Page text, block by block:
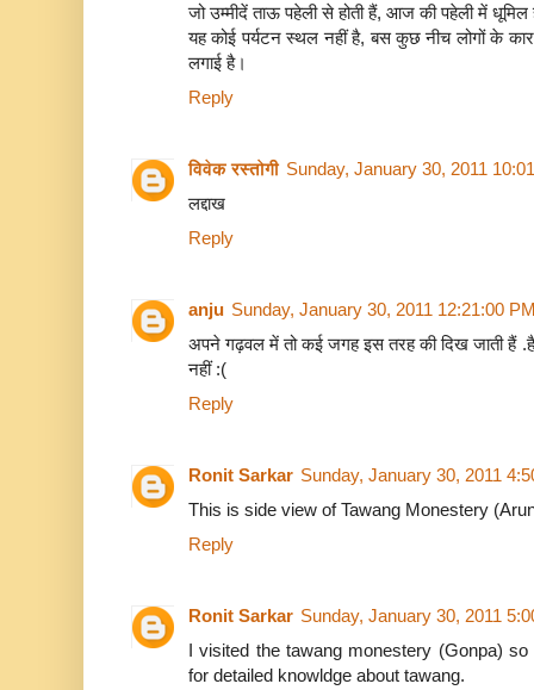
जो उम्मीदें ताऊ पहेली से होती हैं, आज की पहेली में धूमिल
यह कोई पर्यटन स्थल नहीं है, बस कुछ नीच लोगों के
लगाई है।
Reply
विवेक रस्तोगी Sunday, January 30, 2011
लद्दाख
Reply
anju Sunday, January 30, 2011 12:21:00
अपने गढ़वल में तो कई जगह इस तरह की दिख जाती हैं .है
नहीं :(
Reply
Ronit Sarkar Sunday, January 30, 2011
This is side view of Tawang Monestery
Reply
Ronit Sarkar Sunday, January 30, 2011
I visited the tawang monestery (Gonpa)
for detailed knowldge about tawang.